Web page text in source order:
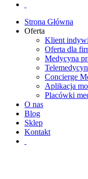
Strona Główna
Oferta
Klient
Oferta dla
Medycyna
Concierge
Aplikacja
Placówki
O nas
Blog
Sklep
Kontakt